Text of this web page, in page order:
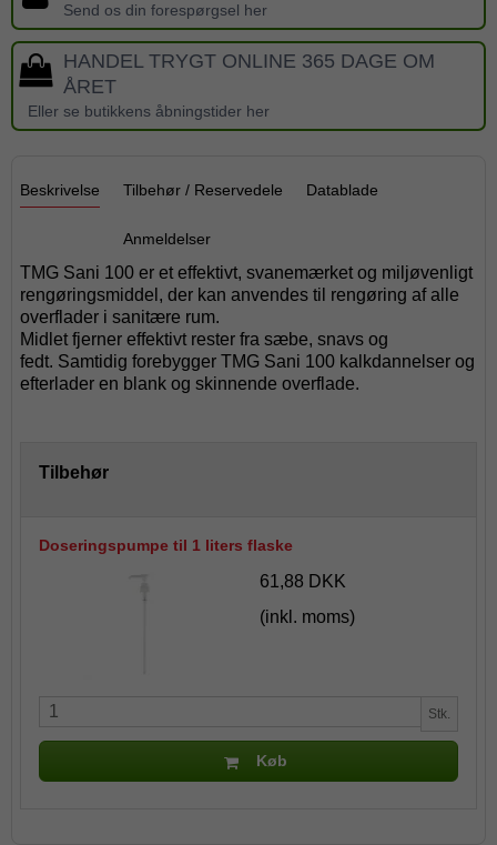
Send os din forespørgsel her
HANDEL TRYGT ONLINE 365 DAGE OM
ÅRET
Eller se butikkens åbningstider her
Beskrivelse Tilbehør / Reservedele Datablade
Anmeldelser
TMG Sani 100 er et effektivt, svanemærket og miljøvenligt
rengøringsmiddel, der kan anvendes til rengøring af alle
overflader i sanitære rum.
Midlet fjerner effektivt rester fra sæbe, snavs og
fedt. Samtidig forebygger TMG Sani 100 kalkdannelser og
efterlader en blank og skinnende overflade.
Tilbehør
Doseringspumpe til 1 liters flaske
61,88 DKK
(inkl. moms)
Stk.
Køb